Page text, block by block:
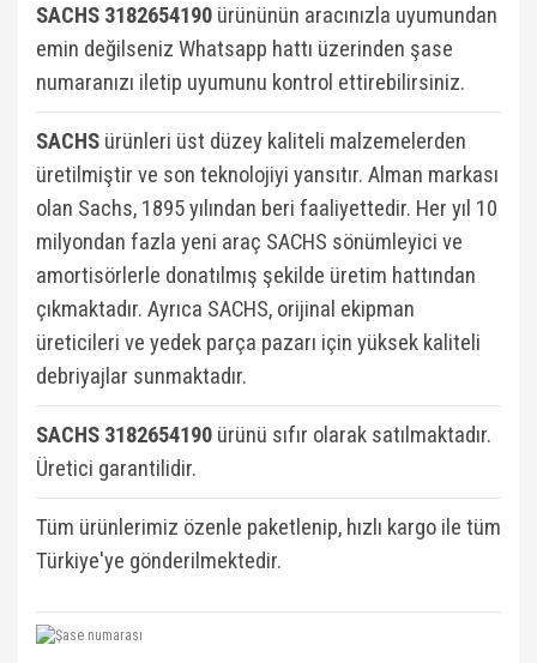
SACHS 3182654190 ürününün aracınızla uyumundan
emin değilseniz Whatsapp hattı üzerinden şase
numaranızı iletip uyumunu kontrol ettirebilirsiniz.
SACHS ürünleri üst düzey kaliteli malzemelerden
üretilmiştir ve son teknolojiyi yansıtır. Alman markası
olan Sachs, 1895 yılından beri faaliyettedir. Her yıl 10
milyondan fazla yeni araç SACHS sönümleyici ve
amortisörlerle donatılmış şekilde üretim hattından
çıkmaktadır. Ayrıca SACHS, orijinal ekipman
üreticileri ve yedek parça pazarı için yüksek kaliteli
debriyajlar sunmaktadır.
SACHS 3182654190 ürünü sıfır olarak satılmaktadır.
Üretici garantilidir.
Tüm ürünlerimiz özenle paketlenip, hızlı kargo ile tüm
Türkiye'ye gönderilmektedir.